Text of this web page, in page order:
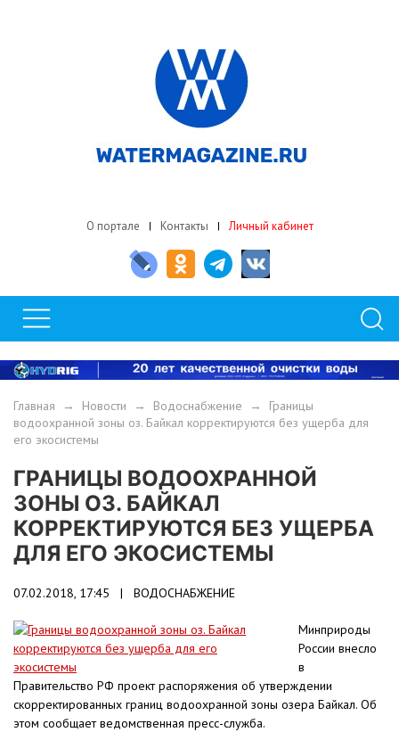
О портале Контакты Личный кабинет
Главная → Новости → Водоснабжение → Границы
водоохранной зоны оз. Байкал корректируются без ущерба для
его экосистемы
ГРАНИЦЫ ВОДООХРАННОЙ
ЗОНЫ ОЗ. БАЙКАЛ
КОРРЕКТИРУЮТСЯ БЕЗ УЩЕРБА
ДЛЯ ЕГО ЭКОСИСТЕМЫ
07.02.2018, 17:45 | ВОДОСНАБЖЕНИЕ
Минприроды
России внесло
в
Правительство РФ проект распоряжения об утверждении
скорректированных границ водоохранной зоны озера Байкал. Об
этом сообщает ведомственная пресс-служба.